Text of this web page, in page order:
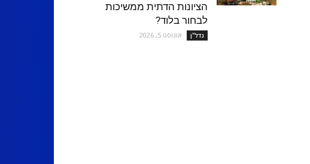
הציונות הדתית ממשיכות
לבחור בלוד?
נדל''ן אוגוסט 5, 2026